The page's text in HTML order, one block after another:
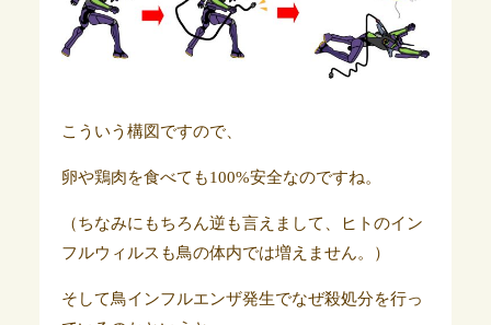
こういう構図ですので、
卵や鶏肉を食べても100%安全なのですね。
（ちなみにもちろん逆も言えまして、ヒトのイン
フルウィルスも鳥の体内では増えません。）
そして鳥インフルエンザ発生でなぜ殺処分を行っ